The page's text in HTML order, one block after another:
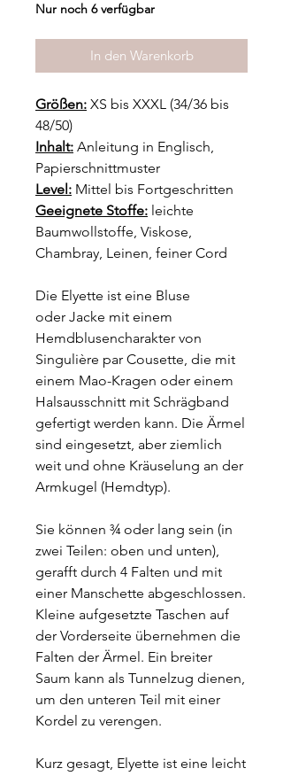
Nur noch 6 verfügbar
In den Warenkorb
Größen: XS bis XXXL (34/36 bis
48/50)
Inhalt: Anleitung in Englisch,
Papierschnittmuster
Level: Mittel bis Fortgeschritten
Geeignete Stoffe: leichte
Baumwollstoffe, Viskose,
Chambray, Leinen, feiner Cord
Die Elyette ist eine Bluse
oder Jacke mit einem
Hemdblusencharakter von
Singulière par Cousette, die mit
einem Mao-Kragen oder einem
Halsausschnitt mit Schrägband
gefertigt werden kann. Die Ärmel
sind eingesetzt, aber ziemlich
weit und ohne Kräuselung an der
Armkugel (Hemdtyp).
Sie können ¾ oder lang sein (in
zwei Teilen: oben und unten),
gerafft durch 4 Falten und mit
einer Manschette abgeschlossen.
Kleine aufgesetzte Taschen auf
der Vorderseite übernehmen die
Falten der Ärmel. Ein breiter
Saum kann als Tunnelzug dienen,
um den unteren Teil mit einer
Kordel zu verengen.
Kurz gesagt, Elyette ist eine leicht